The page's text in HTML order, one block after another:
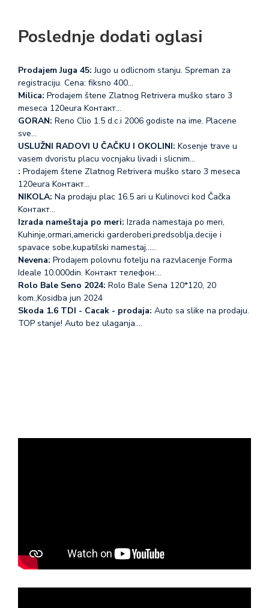
Poslednje dodati oglasi
Prodajem Juga 45: Jugo u odlicnom stanju. Spreman za
registraciju. Cena: fiksno 400…
Milica: Prodajem štene Zlatnog Retrivera muško staro 3
meseca 120eura Koнтакт…
GORAN: Reno Clio 1.5 d.c.i 2006 godiste na ime. Placene
sve…
USLUŽNI RADOVI U ČAČKU I OKOLINI: Kosenje trave u
vasem dvoristu placu vocnjaku livadi i slicnim…
: Prodajem štene Zlatnog Retrivera muško staro 3 meseca
120eura Koнтакт…
NIKOLA: Na prodaju plac 16.5 ari u Kulinovci kod Čačka
Koнтакт…
Izrada nameštaja po meri: Izrada namestaja po meri,
Kuhinje,ormari,americki garderoberi,predsoblja,decije i
spavace sobe,kupatilski namestaj...…
Nevena: Prodajem polovnu fotelju na razvlacenje Forma
Ideale 10.000din. Koнтакт телефон:…
Rolo Bale Seno 2024: Rolo Bale Sena 120*120, 20
kom.,Kosidba jun 2024
Skoda 1.6 TDI - Cacak - prodaja: Auto sa slike na prodaju.
TOP stanje! Auto bez ulaganja.…